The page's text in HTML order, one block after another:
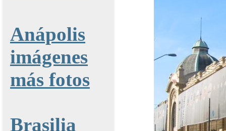
Anápolis
imágenes
más fotos
Brasilia